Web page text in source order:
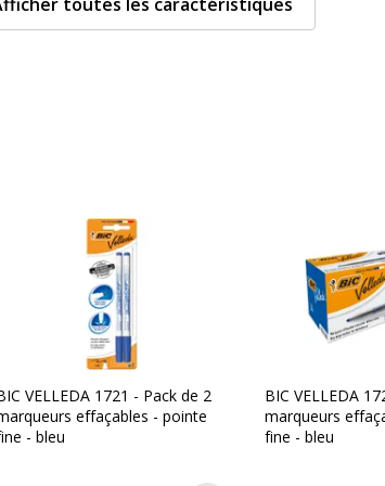
Avec bouchon
Forme du corps
Matériau d'embout
VELLEDA 1721 - Pack de 2
effaçables - pointe
- bleu
BIC VELLEDA
marqueurs
fine - bleu